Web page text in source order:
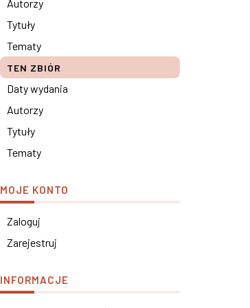
Autorzy
Tytuły
Tematy
TEN ZBIÓR
Daty wydania
Autorzy
Tytuły
Tematy
MOJE KONTO
Zaloguj
Zarejestruj
INFORMACJE